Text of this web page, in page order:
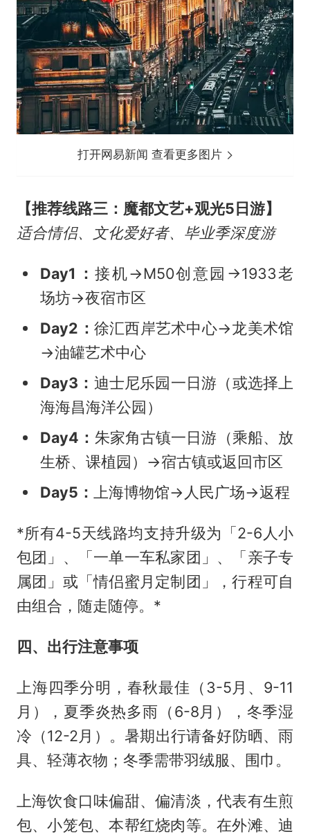
打开网易新闻 查看更多图片
【推荐线路三：魔都文艺+观光5日游】
适合情侣、文化爱好者、毕业季深度游
Day1：接机→M50创意园→1933老
场坊→夜宿市区
Day2： 徐汇西岸艺术中心→龙美术馆
→油罐艺术中心
Day3： 迪士尼乐园一日游（或选择上
海海昌海洋公园）
Day4： 朱家角古镇一日游（乘船、放
生桥、课植园）→宿古镇或返回市区
Day5：
上海博物馆→人民广场→返程
*所有4-5天线路均支持升级为「2-6人小
包团」、「一单一车私家团」、「亲子专
属团」或「情侣蜜月定制团」，行程可自
由组合，随走随停。*
四、出行注意事项
上海四季分明，春秋最佳（3-5月、9-11
月），夏季炎热多雨（6-8月），冬季湿
冷（12-2月）。暑期出行请备好防晒、雨
具、轻薄衣物；冬季需带羽绒服、围巾。
上海饮食口味偏甜、偏清淡，代表有生煎
包、小笼包、本帮红烧肉等。在外滩、迪